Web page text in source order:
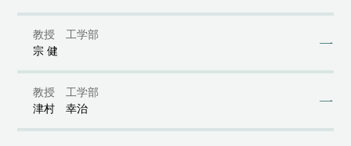
教授 工学部
宗 健
教授 工学部
津村 幸治